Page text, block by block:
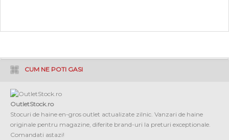
CUM NE POTI GASI
OutletStock.ro
Stocuri de haine en-gros outlet actualizate zilnic. Vanzari de haine
originale pentru magazine, diferite brand-uri la preturi exceptionale.
Comandati astazi!